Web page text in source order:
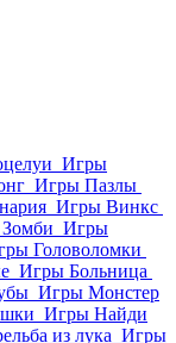
Игры
Игры Пазлы
Игры Винкс
Игры
Головоломки
Игры Больница
Игры Монстер
Игры Найди
из лука Игры